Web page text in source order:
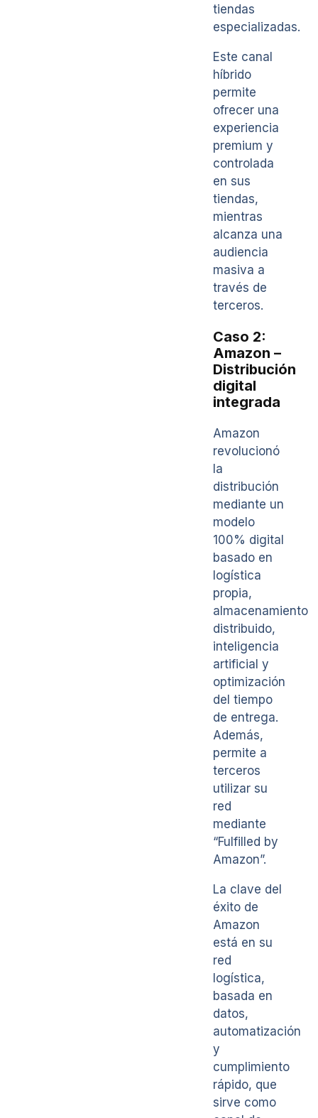
tiendas
especializadas.
Este canal
híbrido
permite
ofrecer una
experiencia
premium y
controlada
en sus
tiendas,
mientras
alcanza una
audiencia
masiva a
través de
terceros.
Caso 2:
Amazon –
Distribución
digital
integrada
Amazon
revolucionó
la
distribución
mediante un
modelo
100% digital
basado en
logística
propia,
almacenamiento
distribuido,
inteligencia
artificial y
optimización
del tiempo
de entrega.
Además,
permite a
terceros
utilizar su
red
mediante
“Fulfilled by
Amazon”.
La clave del
éxito de
Amazon
está en su
red
logística,
basada en
datos,
automatización
y
cumplimiento
rápido, que
sirve como